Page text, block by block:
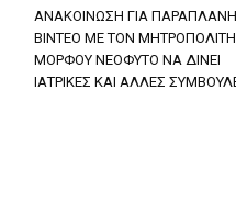
ΑΝΑΚΟΙΝΩΣΗ ΓΙΑ
ΒΙΝΤΕΟ ΜΕ ΤΟΝ ΜΗΤΡΟΠΟΛΙΤΗ
ΜΟΡΦΟΥ ΝΕΟΦΥΤΟ ΝΑ ΔΙΝΕΙ
ΙΑΤΡΙΚΕΣ ΚΑΙ ΑΛΛΕΣ